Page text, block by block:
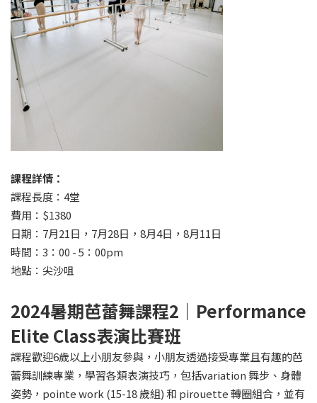
課程詳情：
課程長度：4堂
費用：$1380
日期：7月21日，7月28日，8月4日，8月11日
時間：3：00 - 5：00pm
地點：尖沙咀
2024暑期芭蕾舞課程2 ｜Performance
Elite Class表演比賽班
課程歡迎6歲以上小朋友參與，小朋友透過接受專業且有趣的芭
蕾舞訓練專業，學習各類表演技巧，包括variation 舞步、身體
姿勢，pointe work (15-18 歲組) 和 pirouette 轉圈組合，並有